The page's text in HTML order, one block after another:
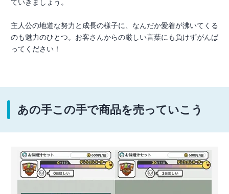
ていきましょう。
主人公の地道な努力と成長の様子に、なんだか愛着が沸いてくる
のも魅力のひとつ。お客さんからの厳しい言葉にも負けずがんば
ってください！
あの手この手で商品を売っていこう